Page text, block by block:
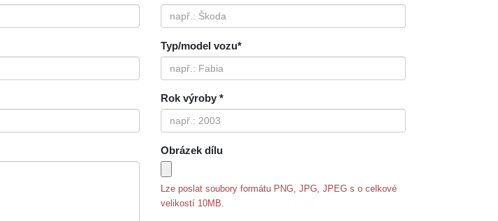
Typ/model vozu*
Rok výroby *
Obrázek dílu
Lze poslat soubory formátu PNG, JPG, JPEG s o celkové
velikostí 10MB.